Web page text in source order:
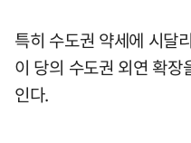
특히 수도권 약세에 시달
이 당의 수도권 외연 확
인다.